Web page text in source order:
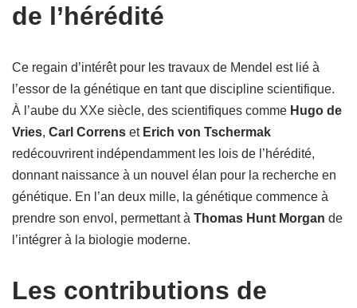
de l’hérédité
Ce regain d’intérêt pour les travaux de Mendel est lié à
l’essor de la génétique en tant que discipline scientifique.
À l’aube du XXe siècle, des scientifiques comme Hugo de
Vries, Carl Correns et Erich von Tschermak
redécouvrirent indépendamment les lois de l’hérédité,
donnant naissance à un nouvel élan pour la recherche en
génétique. En l’an deux mille, la génétique commence à
prendre son envol, permettant à Thomas Hunt Morgan de
l’intégrer à la biologie moderne.
Les contributions de